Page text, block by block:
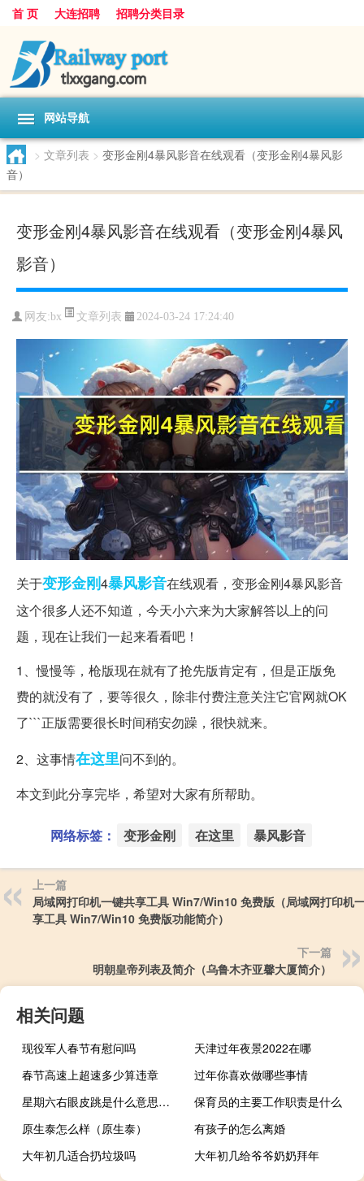
首 页 大连招聘 招聘分类目录
网站导航
> 文章列表 > 变形金刚4暴风影音在线观看（变形金刚4暴风影
音）
变形金刚4暴风影音在线观看（变形金刚4暴风
影音）
网友:bx 文章列表 2024-03-24 17:24:40
关于变形金刚4暴风影音在线观看，变形金刚4暴风影音
这个很多人还不知道，今天小六来为大家解答以上的问
题，现在让我们一起来看看吧！
1、慢慢等，枪版现在就有了抢先版肯定有，但是正版免
费的就没有了，要等很久，除非付费注意关注它官网就OK
了```正版需要很长时间稍安勿躁，很快就来。
2、这事情在这里问不到的。
本文到此分享完毕，希望对大家有所帮助。
网络标签： 变形金刚 在这里 暴风影音
上一篇
局域网打印机一键共享工具 Win7/Win10 免费版（局域网打印机
享工具 Win7/Win10 免费版功能简介）
下一篇
明朝皇帝列表及简介（乌鲁木齐亚馨大厦简介）
相关问题
现役军人春节有慰问吗
天津过年夜景2022在哪
春节高速上超速多少算违章
过年你喜欢做哪些事情
星期六右眼皮跳是什么意思（星期六右眼皮跳）
保育员的主要工作职责是什么
原生泰怎么样（原生泰）
有孩子的怎么离婚
大年初几适合扔垃圾吗
大年初几给爷爷奶奶拜年